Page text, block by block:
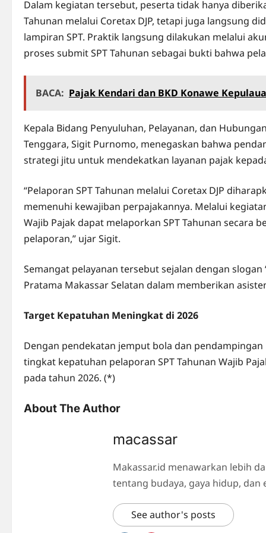
Dalam kegiatan tersebut, peserta tidak hanya
Tahunan melalui Coretax DJP, tetapi juga langsung
lampiran SPT. Praktik langsung dilakukan melalui
proses submit SPT Tahunan sebagai bukti bahwa
BACA: Pajak Kendari dan BKD Konawe
Kepala Bidang Penyuluhan, Pelayanan, dan
Tenggara, Sigit Purnomo, menegaskan bahwa
strategi jitu untuk mendekatkan layanan pajak
“Pelaporan SPT Tahunan melalui Coretax DJP
memenuhi kewajiban perpajakannya. Melalui
Wajib Pajak dapat melaporkan SPT Tahunan secara
pelaporan,” ujar Sigit.
Semangat pelayanan tersebut sejalan dengan
Pratama Makassar Selatan dalam memberikan
Target Kepatuhan Meningkat di 2026
Dengan pendekatan jemput bola dan
tingkat kepatuhan pelaporan SPT Tahunan Wajib
pada tahun 2026. (*)
About The Author
macassar
Makassar.id menawarkan lebih
tentang budaya, gaya hidup, dan
See author's posts